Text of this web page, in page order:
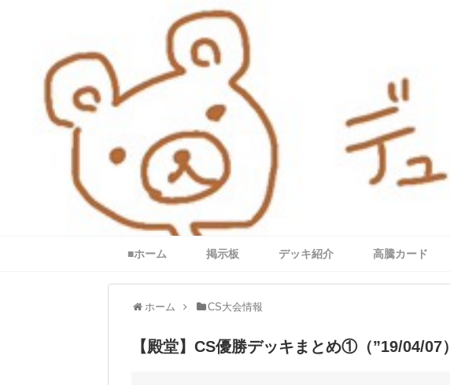
■ホーム 掲示板 デッキ紹介 高騰カード
ホーム CS大会情報
【殿堂】CS優勝デッキまとめ①（”19/04/07）